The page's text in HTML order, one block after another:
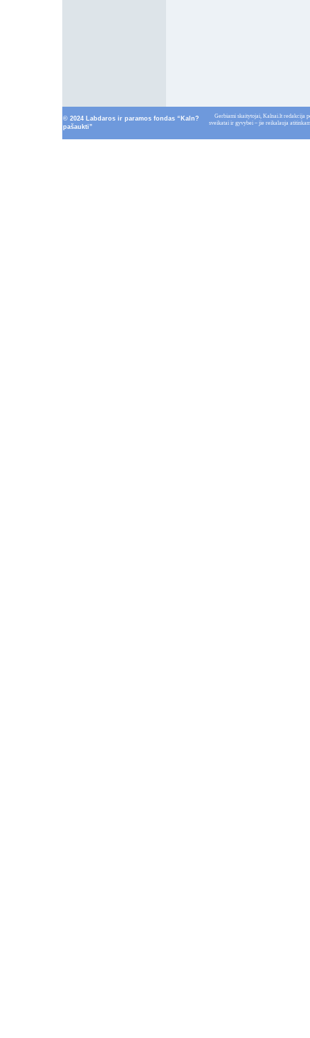
© 2024 Labdaros ir paramos fondas “Kaln?
pašaukti”
Gerbiami skaitytojai, Kalnai.lt redakcija
sveikatai ir gyvybei – jie reikalauja